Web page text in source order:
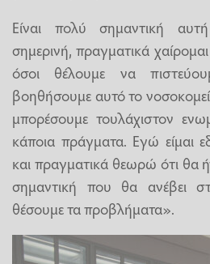
Είναι πολύ σημαντική
σημερινή, πραγματικά
όσοι θέλουμε να
βοηθήσουμε αυτό το
μπορέσουμε τουλάχιστον
κάποια πράγματα. Εγώ είμαι
και πραγματικά θεωρώ ότι θα
σημαντική που θα ανέβει
θέσουμε τα προβλήματα».